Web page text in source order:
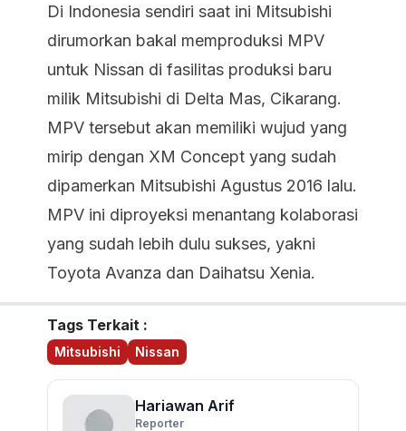
Di Indonesia sendiri saat ini Mitsubishi
dirumorkan bakal memproduksi MPV
untuk Nissan di fasilitas produksi baru
milik Mitsubishi di Delta Mas, Cikarang.
MPV tersebut akan memiliki wujud yang
mirip dengan XM Concept yang sudah
dipamerkan Mitsubishi Agustus 2016 lalu.
MPV ini diproyeksi menantang kolaborasi
yang sudah lebih dulu sukses, yakni
Toyota Avanza dan Daihatsu Xenia.
Tags Terkait :
Mitsubishi Nissan
Hariawan Arif
Reporter